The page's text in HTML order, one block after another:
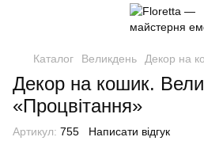
Каталог Великдень Декор на
Декор на кошик.
«Процвітання»
Артикул: 755 Написати відгук